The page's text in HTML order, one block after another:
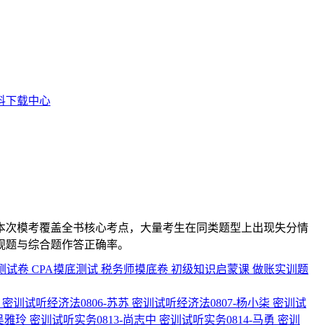
试卷 CPA摸底测试 税务师摸底卷 初级知识启蒙课 做账实训题
密训试听经济法0806-苏苏 密训试听经济法0807-杨小柒 密训试
雅玲 密训试听实务0813-尚志中 密训试听实务0814-马勇 密训
下载中心
模考覆盖全书核心考点，大量考生在同类题型上出现失分情
与综合题作答正确率。